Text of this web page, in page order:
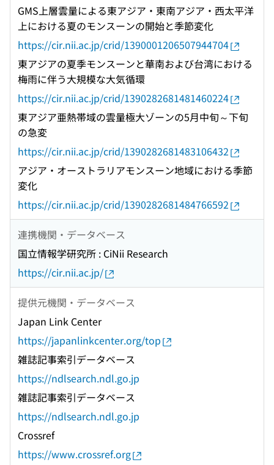
GMS上層雲量による東アジア・東南アジア・西太平洋
上における夏のモンスーンの開始と季節変化
https://cir.nii.ac.jp/crid/1390001206507944704
東アジアの夏季モンスーンと華南および台湾における
梅雨に伴う大規模な大気循環
https://cir.nii.ac.jp/crid/1390282681481460224
東アジア亜熱帯域の雲量極大ゾーンの5月中旬～下旬
の急変
https://cir.nii.ac.jp/crid/1390282681483106432
アジア・オーストラリアモンスーン地域における季節
変化
https://cir.nii.ac.jp/crid/1390282681484766592
連携機関・データベース
国立情報学研究所 : CiNii Research
https://cir.nii.ac.jp/
提供元機関・データベース
Japan Link Center
https://japanlinkcenter.org/top
雑誌記事索引データベース
https://ndlsearch.ndl.go.jp
雑誌記事索引データベース
https://ndlsearch.ndl.go.jp
Crossref
https://www.crossref.org